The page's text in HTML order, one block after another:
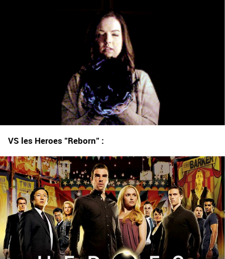
VS les Heroes "Reborn" :